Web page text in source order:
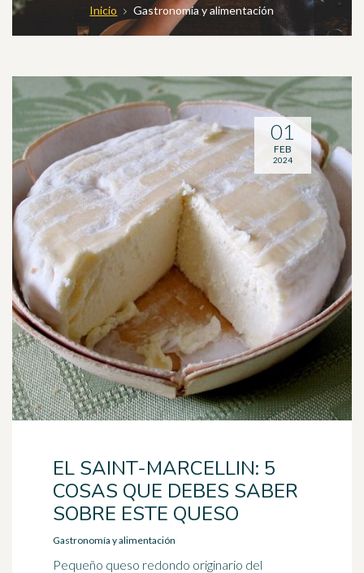
Inicio Gastronomía y alimentación
EL SAINT-MARCELLIN: 5
COSAS QUE DEBES SABER
SOBRE ESTE QUESO
Gastronomía y alimentación
Pequeño queso redondo originario del
01
FEB
2024